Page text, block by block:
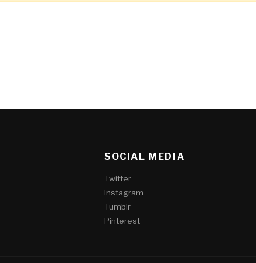
SOCIAL MEDIA
Twitter
Instagram
Tumblr
Pinterest